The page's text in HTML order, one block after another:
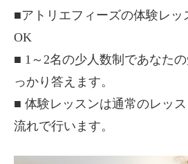
■アトリエフィーズの体験レッ
OK
■ 1～2名の少人数制であなた
っかり答えます。
■ 体験レッスンは通常のレッ
流れで行います。